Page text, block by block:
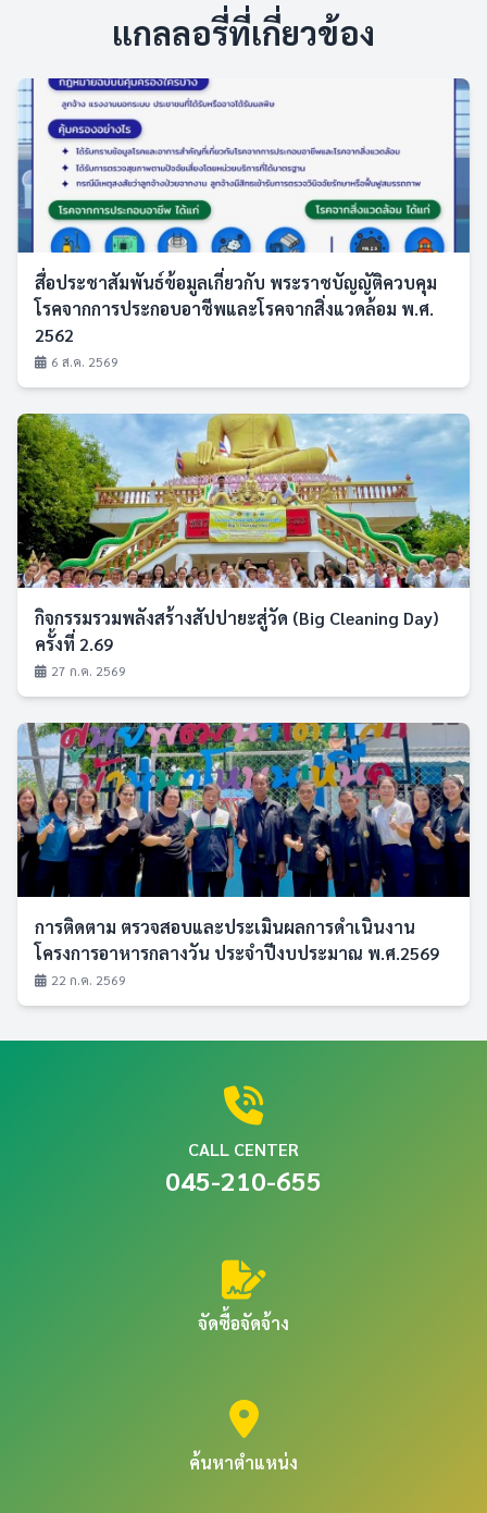
แกลลอรี่ที่เกี่ยวข้อง
สื่อประชาสัมพันธ์ข้อมูลเกี่ยวกับ พระราชบัญญัติควบคุม
โรคจากการประกอบอาชีพและโรคจากสิ่งแวดล้อม พ.ศ.
2562
6 ส.ค. 2569
กิจกรรมรวมพลังสร้างสัปปายะสู่วัด (Big Cleaning Day)
ครั้งที่ 2.69
27 ก.ค. 2569
การติดตาม ตรวจสอบและประเมินผลการดำเนินงาน
โครงการอาหารกลางวัน ประจำปีงบประมาณ พ.ศ.2569
22 ก.ค. 2569
CALL CENTER
045-210-655
จัดซื้อจัดจ้าง
ค้นหาตำแหน่ง